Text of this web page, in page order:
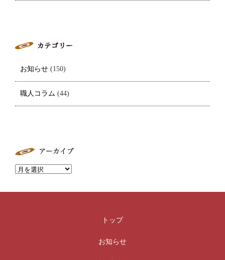
お知らせ (150)
職人コラム (44)
トップ
お知らせ